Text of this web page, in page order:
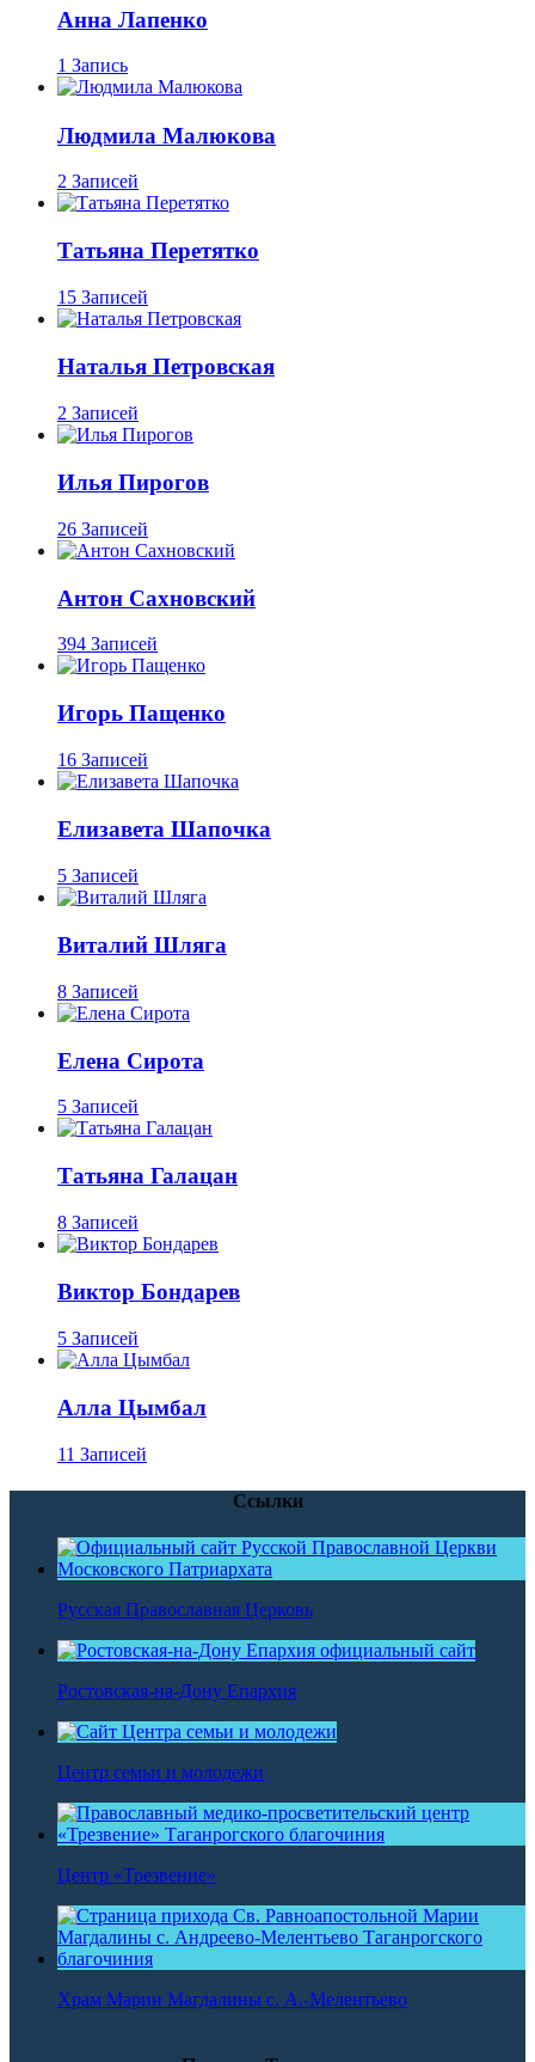
Анна Лапенко
1 Запись
Людмила Малюкова
2 Записей
Татьяна Перетятко
15 Записей
Наталья Петровская
2 Записей
Илья Пирогов
26 Записей
Антон Сахновский
394 Записей
Игорь Пащенко
16 Записей
Елизавета Шапочка
5 Записей
Виталий Шляга
8 Записей
Елена Сирота
5 Записей
Татьяна Галацан
8 Записей
Виктор Бондарев
5 Записей
Алла Цымбал
11 Записей
Ссылки
Русская Православная Церковь
Ростовская-на-Дону Епархия
Центр семьи и молодежи
Центр «Трезвение»
Храм Марии Магдалины с. А.-Мелентьево